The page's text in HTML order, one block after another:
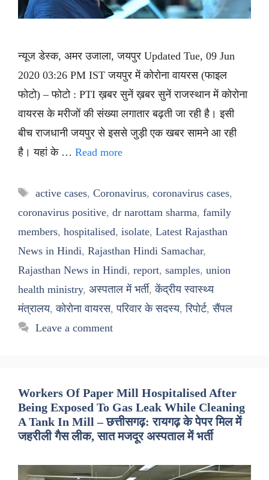
न्यूज डेस्क, अमर उजाला, जयपुर Updated Tue, 09 Jun
2020 03:26 PM IST जयपुर में कोरोना वायरस (फाइल
फोटो) – फोटो : PTI ख़बर सुनें ख़बर सुनें राजस्थान में कोरोना
वायरस के मरीजों की संख्या लगातार बढ़ती जा रही है। इसी
बीच राजधानी जयपुर से इससे जुड़ी एक खबर सामने आ रही
है। यहां के … Read more
Tags
active cases, Coronavirus, coronavirus cases,
coronavirus positive, dr narottam sharma, family
members, hospitalised, isolate, Latest Rajasthan
News in Hindi, Rajasthan Hindi Samachar,
Rajasthan News in Hindi, report, samples, union
health ministry, अस्पताल में भर्ती,केंद्रीय स्वास्थ्य
मंत्रालय,कोरोना वायरस,परिवार के सदस्य,रिपोर्ट,सैंपल
Leave a comment
Workers Of Paper Mill Hospitalised After
Being Exposed To Gas Leak While Cleaning
A Tank In Mill – छत्तीसगढ़: रायगढ़ के पेपर मिल में
जहरीली गैस लीक, सात मजदूर अस्पताल में भर्ती